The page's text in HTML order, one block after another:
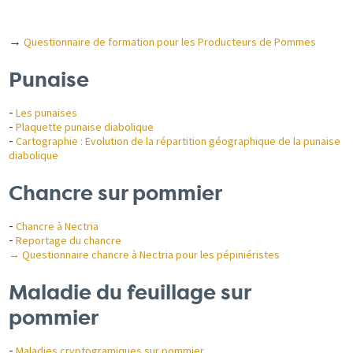
→Questionnaire de formation pour les Producteurs de Pommes
Punaise
-Les punaises
-Plaquette punaise diabolique
-Cartographie : Evolution de la répartition géographique de la punaise
diabolique
Chancre sur pommier
-Chancre à Nectria
-Reportage du chancre
→ Questionnaire chancre à Nectria pour les pépiniéristes
Maladie du feuillage sur
pommier